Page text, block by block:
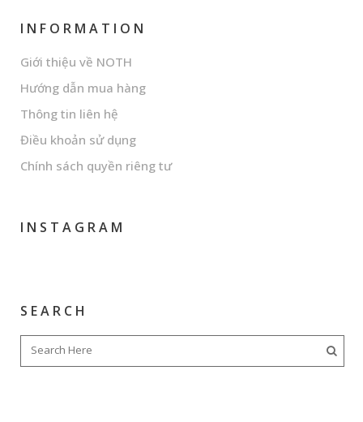
INFORMATION
Giới thiệu về NOTH
Hướng dẫn mua hàng
Thông tin liên hệ
Điều khoản sử dụng
Chính sách quyền riêng tư
INSTAGRAM
SEARCH